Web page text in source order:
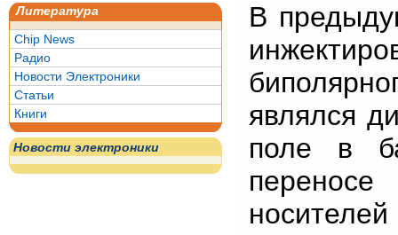
Литература
Chip News
Радио
Новости Электроники
Статьи
Книги
Новости электроники
В
являлся
поле в